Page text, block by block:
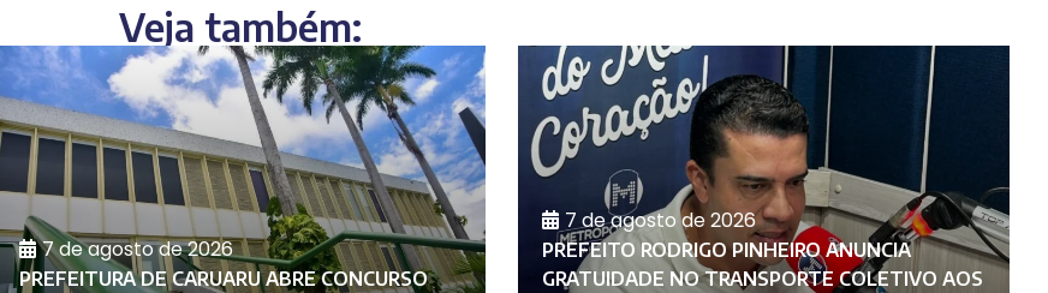
Veja também:
7 de agosto de 2026
PREFEITURA DE CARUARU ABRE CONCURSO
7 de agosto de 2026
PREFEITO RODRIGO PINHEIRO ANUNCIA
GRATUIDADE NO TRANSPORTE COLETIVO AOS